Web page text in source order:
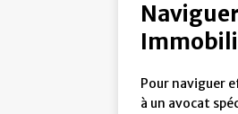
Pour naviguer
à un avocat